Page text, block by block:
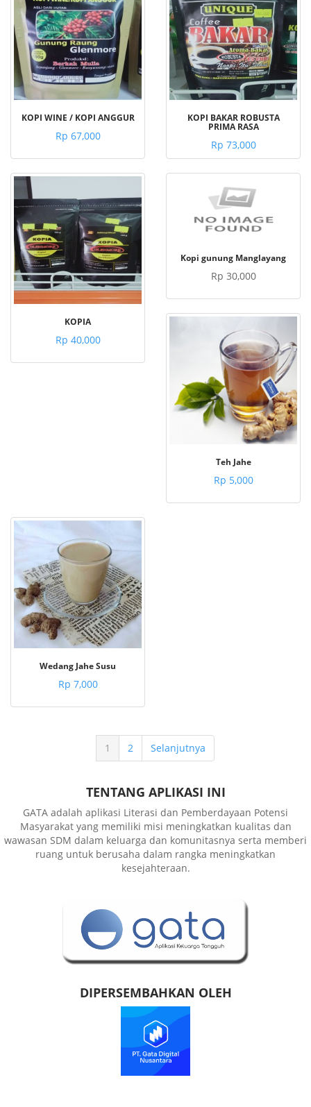
KOPI WINE / KOPI ANGGUR
Rp 67,000
KOPI BAKAR ROBUSTA
PRIMA RASA
Rp 73,000
KOPIA
Rp 40,000
Kopi gunung Manglayang
Rp 30,000
Teh Jahe
Rp 5,000
Wedang Jahe Susu
Rp 7,000
1 2 Selanjutnya
TENTANG APLIKASI INI
GATA adalah aplikasi Literasi dan Pemberdayaan Potensi
Masyarakat yang memiliki misi meningkatkan kualitas dan
wawasan SDM dalam keluarga dan komunitasnya serta memberi
ruang untuk berusaha dalam rangka meningkatkan
kesejahteraan.
DIPERSEMBAHKAN OLEH